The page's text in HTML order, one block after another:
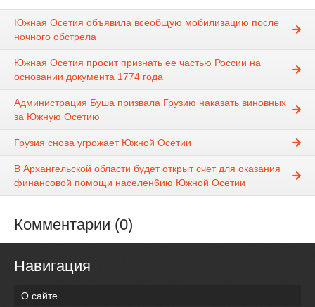
Южная Осетия объявила всеобщую мобилизацию после
ночного обстрела
Южная Осетия просит признать ее частью России на
основании документа 1774 года
Администрация Буша призвала Грузию наказать виновных
за Южную Осетию
Грузия снова угрожает Южной Осетии
В Архангельской области будет открыт счет для оказания
финансовой помощи населен6ию Южной Осетии
Комментарии (0)
Навигация
О сайте